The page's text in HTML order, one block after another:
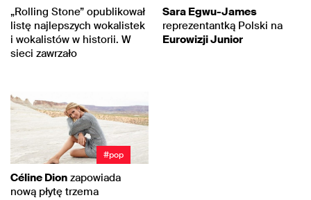
„Rolling Stone” opublikował
listę najlepszych wokalistek
i wokalistów w historii. W
sieci zawrzało
Sara Egwu-James
reprezentantką Polski na
Eurowizji Junior
#pop
Céline Dion zapowiada
nową płytę trzema